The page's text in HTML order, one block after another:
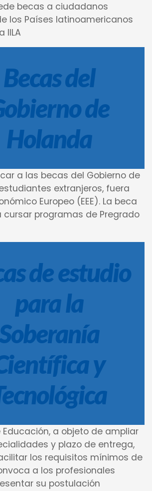
becas a ciudadanos
los Países latinoamericanos
IILA
Becas del
de
Holanda
a las becas del Gobierno de
extranjeros, fuera
Europeo (EEE). La beca
cursar programas de Pregrado
de estudio
para la
y
Educación, a objeto de ampliar
y plazo de entrega,
los requisitos mínimos de
a los profesionales
su postulación